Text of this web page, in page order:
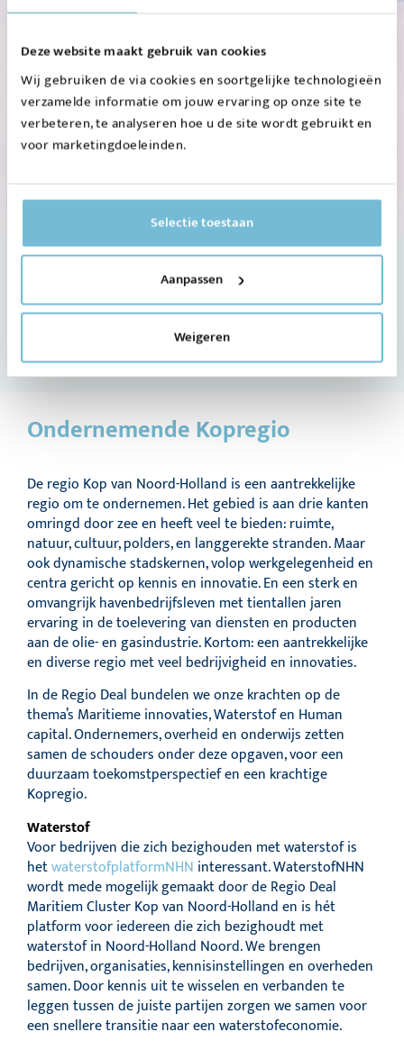
Deze website maakt gebruik van cookies
Wij gebruiken de via cookies en soortgelijke technologieën
verzamelde informatie om jouw ervaring op onze site te
verbeteren, te analyseren hoe u de site wordt gebruikt en
voor marketingdoeleinden.
Selectie toestaan
Aanpassen
Weigeren
Ondernemers
Regio Deal biedt ondernemers extra kansen.
Ondernemende Kopregio
De regio Kop van Noord-Holland is een aantrekkelijke
regio om te ondernemen. Het gebied is aan drie kanten
omringd door zee en heeft veel te bieden: ruimte,
natuur, cultuur, polders, en langgerekte stranden. Maar
ook dynamische stadskernen, volop werkgelegenheid en
centra gericht op kennis en innovatie. En een sterk en
omvangrijk havenbedrijfsleven met tientallen jaren
ervaring in de toelevering van diensten en producten
aan de olie- en gasindustrie. Kortom: een aantrekkelijke
en diverse regio met veel bedrijvigheid en innovaties.
In de Regio Deal bundelen we onze krachten op de
thema’s Maritieme innovaties, Waterstof en Human
capital. Ondernemers, overheid en onderwijs zetten
samen de schouders onder deze opgaven, voor een
duurzaam toekomstperspectief en een krachtige
Kopregio.
Waterstof
Voor bedrijven die zich bezighouden met waterstof is
hetwaterstofplatformNHN interessant. WaterstofNHN
wordt mede mogelijk gemaakt door de Regio Deal
Maritiem Cluster Kop van Noord-Holland en is hét
platform voor iedereen die zich bezighoudt met
waterstof in Noord-Holland Noord. We brengen
bedrijven, organisaties, kennisinstellingen en overheden
samen. Door kennis uit te wisselen en verbanden te
leggen tussen de juiste partijen zorgen we samen voor
een snellere transitie naar een waterstofeconomie.